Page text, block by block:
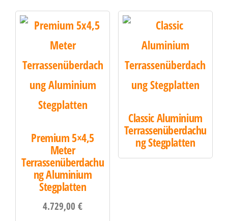
Premium 5×4,5
Meter
Terrassenüberdachu
ng Aluminium
Stegplatten
4.729,00€
Classic Aluminium
Terrassenüberdachu
ng Stegplatten